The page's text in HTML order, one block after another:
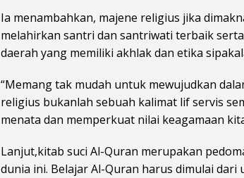
Ia menambahkan, majene religius jika
melahirkan santri dan santriwati terbaik
daerah yang memiliki akhlak dan etika
“Memang tak mudah untuk mewujudkan
religius bukanlah sebuah kalimat lif servis
menata dan memperkuat nilai keagamaan
Lanjut,kitab suci Al-Quran merupakan
dunia ini. Belajar Al-Quran harus dimulai